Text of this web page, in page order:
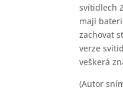
svítidlech
mají
zachovat
verze
veškerá
(Autor